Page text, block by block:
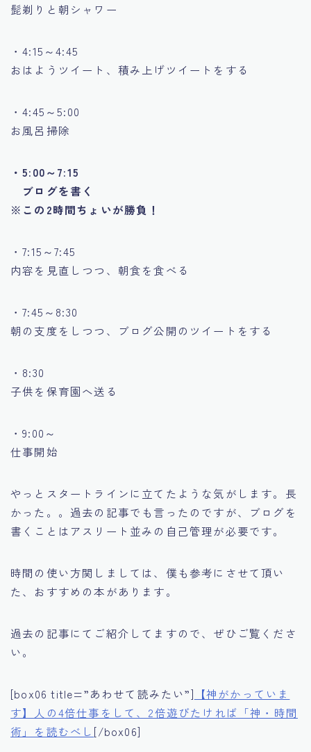
髭剃りと朝シャワー
・4:15～4:45
おはようツイート、積み上げツイートをする
・4:45～5:00
お風呂掃除
・5:00～7:15
ブログを書く
※この2時間ちょいが勝負！
・7:15～7:45
内容を見直しつつ、朝食を食べる
・7:45～8:30
朝の支度をしつつ、ブログ公開のツイートをする
・8:30
子供を保育園へ送る
・9:00～
仕事開始
やっとスタートラインに立てたような気がします。長
かった。。過去の記事でも言ったのですが、ブログを
書くことはアスリート並みの自己管理が必要です。
時間の使い方関しましては、僕も参考にさせて頂い
た、おすすめの本があります。
過去の記事にてご紹介してますので、ぜひご覧くださ
い。
[box06 title=”あわせて読みたい”] 【神がかっていま
す】人の4倍仕事をして、2倍遊びたければ「神・時間
術」を読むべし [/box06]